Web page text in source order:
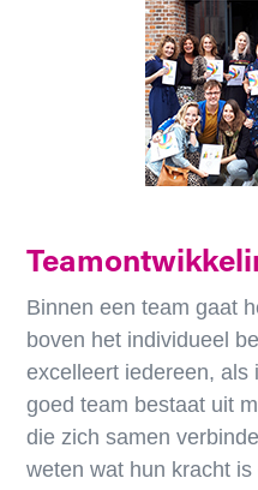
Binnen een team gaat
boven het individueel
excelleert iedereen, als
goed team bestaat uit
die zich samen
weten wat hun kracht